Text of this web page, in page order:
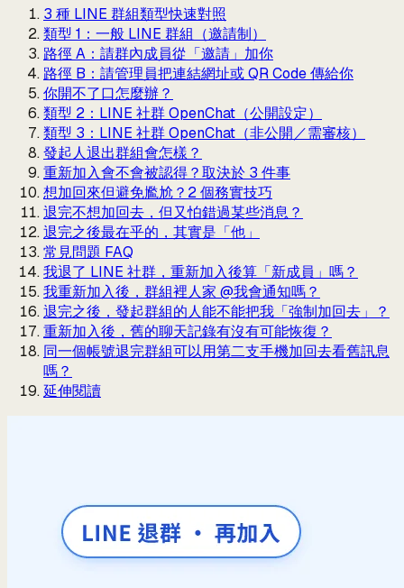
3 種 LINE 群組類型快速對照
類型 1：一般 LINE 群組（邀請制）
路徑 A：請群內成員從「邀請」加你
路徑 B：請管理員把連結網址或 QR Code 傳給你
你開不了口怎麼辦？
類型 2：LINE 社群 OpenChat（公開設定）
類型 3：LINE 社群 OpenChat（非公開／需審核）
發起人退出群組會怎樣？
重新加入會不會被認得？取決於 3 件事
想加回來但避免尷尬？2 個務實技巧
退完不想加回去，但又怕錯過某些消息？
退完之後最在乎的，其實是「他」
常見問題 FAQ
我退了 LINE 社群，重新加入後算「新成員」嗎？
我重新加入後，群組裡人家 @我會通知嗎？
退完之後，發起群組的人能不能把我「強制加回去」？
重新加入後，舊的聊天記錄有沒有可能恢復？
同一個帳號退完群組可以用第二支手機加回去看舊訊息
嗎？
延伸閱讀